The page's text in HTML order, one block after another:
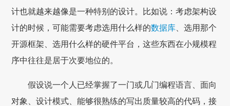
计也就越来越像是一种特别的设计。比如说：考虑架构设
计的时候，可能需要考虑选用什么样的数据库 、选用那个
开源框架、选用什么样的硬件平台，这些东西在小规模程
序中往往是居于次要地位的。
假设说一个人已经掌握了一门或几门编程语言、面向
对象、设计模式、能够很熟练的写出质量较高的代码，接